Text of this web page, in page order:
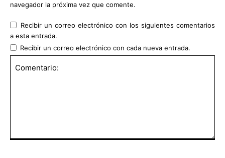
navegador la próxima vez que comente.
Recibir un correo electrónico con los siguientes comentarios
a esta entrada.
Recibir un correo electrónico con cada nueva entrada.